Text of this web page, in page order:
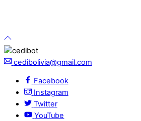
cedibolivia@gmail.com
Facebook
Instagram
Twitter
YouTube